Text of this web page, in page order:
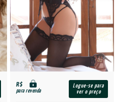
R$
para revenda
Logue-se para
ver o preço